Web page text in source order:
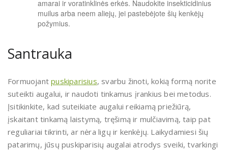
amarai ir voratinklinės erkės. Naudokite insekticidinius
muilus arba neem aliejų, jei pastebėjote šių kenkėjų
požymius.
Santrauka
Formuojantpuskiparisius, svarbu žinoti, kokią formą norite
suteikti augalui, ir naudoti tinkamus įrankius bei metodus.
Įsitikinkite, kad suteikiate augalui reikiamą priežiūrą,
įskaitant tinkamą laistymą, tręšimą ir mulčiavimą, taip pat
reguliariai tikrinti, ar nėra ligų ir kenkėjų. Laikydamiesi šių
patarimų, jūsų puskiparisių augalai atrodys sveiki, tvarkingi